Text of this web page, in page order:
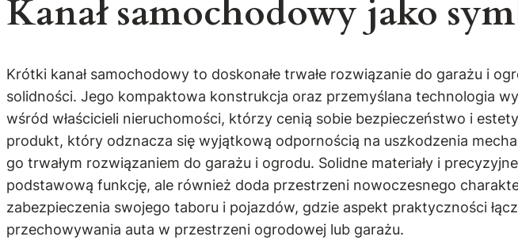
Kanał samochodowy jako
Krótki kanał samochodowy to doskonałe trwałe rozwiązanie do garażu i
solidności. Jego kompaktowa konstrukcja oraz przemyślana technologia
wśród właścicieli nieruchomości, którzy cenią sobie bezpieczeństwo i
produkt, który odznacza się wyjątkową odpornością na uszkodzenia
go trwałym rozwiązaniem do garażu i ogrodu. Solidne materiały i
podstawową funkcję, ale również doda przestrzeni nowoczesnego
zabezpieczenia swojego taboru i pojazdów, gdzie aspekt praktyczności
przechowywania auta w przestrzeni ogrodowej lub garażu.